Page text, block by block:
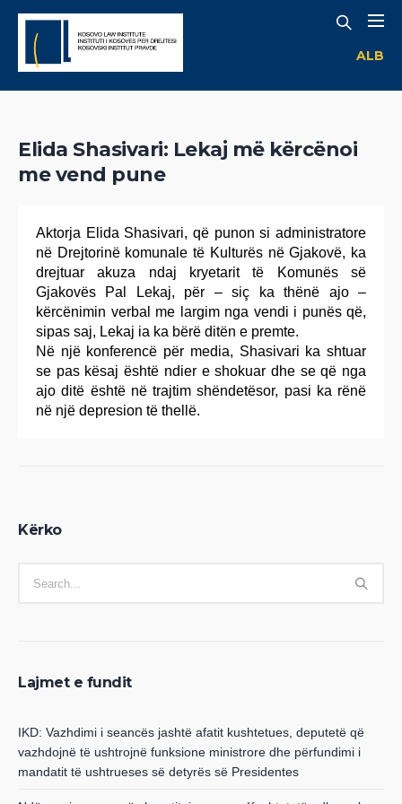
ALB
Elida Shasivari: Lekaj më kërcënoi
me vend pune
Aktorja Elida Shasivari, që punon si administratore
në Drejtorinë komunale të Kulturës në Gjakovë, ka
drejtuar akuza ndaj kryetarit të Komunës së
Gjakovës Pal Lekaj, për – siç ka thënë ajo –
kërcënimin verbal me largim nga vendi i punës që,
sipas saj, Lekaj ia ka bërë ditën e premte.
Në një konferencë për media, Shasivari ka shtuar
se pas kësaj është ndier e shokuar dhe se që nga
ajo ditë është në trajtim shëndetësor, pasi ka rënë
në një depresion të thellë.
Kërko
Lajmet e fundit
IKD: Vazhdimi i seancës jashtë afatit kushtetues, deputetë që
vazhdojnë të ushtrojnë funksione ministrore dhe përfundimi i
mandatit të ushtrueses së detyrës së Presidentes